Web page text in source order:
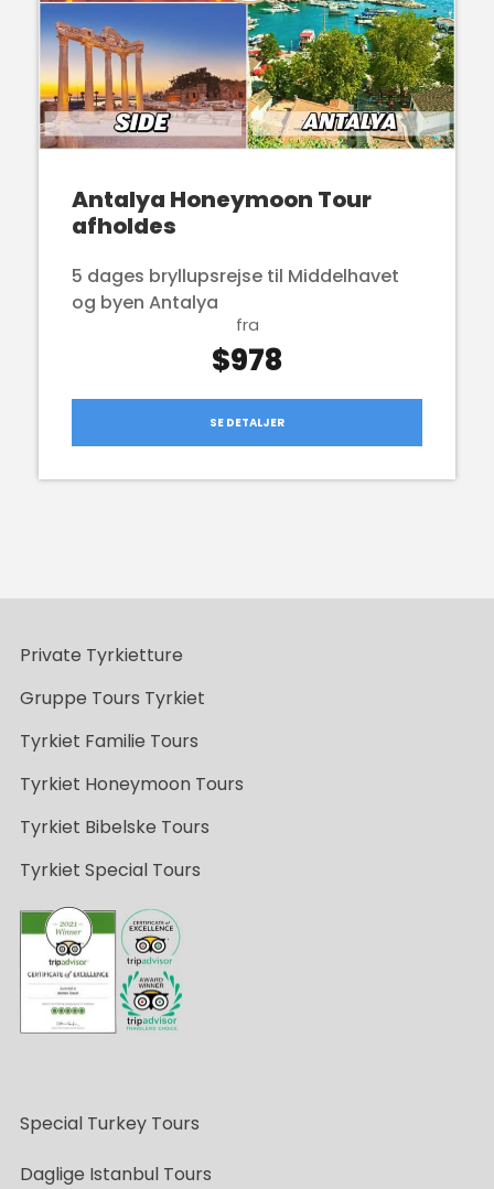
Antalya Honeymoon Tour
afholdes
5 dages bryllupsrejse til Middelhavet
og byen Antalya
fra
$978
SE DETALJER
Private Tyrkietture
Gruppe Tours Tyrkiet
Tyrkiet Familie Tours
Tyrkiet Honeymoon Tours
Tyrkiet Bibelske Tours
Tyrkiet Special Tours
Special Turkey Tours
Daglige Istanbul Tours